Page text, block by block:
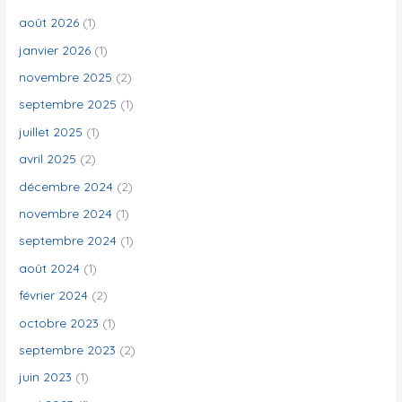
c
h
:
août 2026 (1)
janvier 2026 (1)
novembre 2025 (2)
septembre 2025 (1)
juillet 2025 (1)
avril 2025 (2)
décembre 2024 (2)
novembre 2024 (1)
septembre 2024 (1)
août 2024 (1)
février 2024 (2)
octobre 2023 (1)
septembre 2023 (2)
juin 2023 (1)